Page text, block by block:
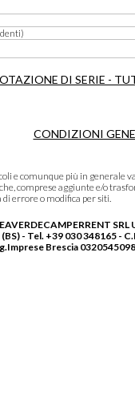
DI SERIE -
CONDIZIONI
e comunque più in generale
comprese aggiunte e/o
errore o modifica per siti.
SRL
- Tel. +39 030 348165 -
Brescia